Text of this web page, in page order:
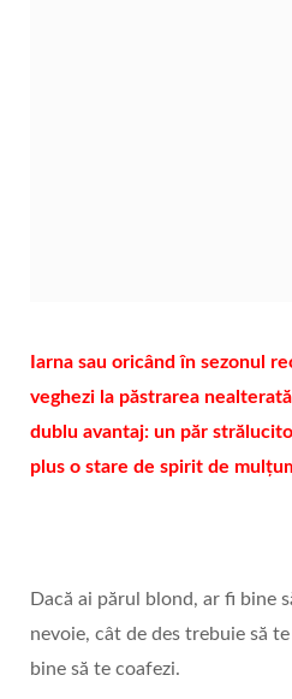
Iarna sau oricând în sezonul
veghezi la păstrarea
dublu avantaj: un păr
plus o stare de spirit de
Dacă ai părul blond, ar fi bine
nevoie, cât de des trebuie să
bine să te coafezi.